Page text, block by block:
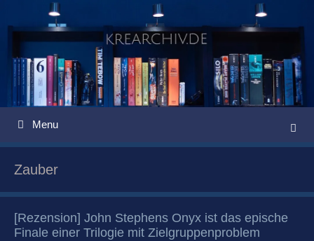
Menu
Zauber
[Rezension] John Stephens Onyx ist das epische
Finale einer Trilogie mit Zielgruppenproblem